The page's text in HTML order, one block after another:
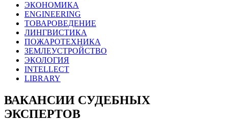
ЭКОНОМИКА
ENGINEERING
ТОВАРОВЕДЕНИЕ
ЛИНГВИСТИКА
ПОЖАРОТЕХНИКА
ЗЕМЛЕУСТРОЙСТВО
ЭКОЛОГИЯ
INTELLECT
LIBRARY
ВАКАНСИИ СУДЕБНЫХ
ЭКСПЕРТОВ